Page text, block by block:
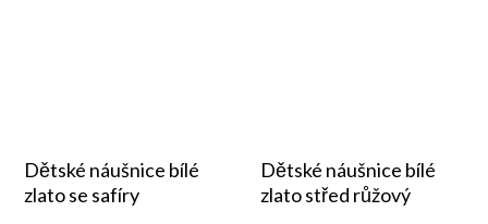
Dětské náušnice bílé
zlato se safíry
Dětské náušnice bílé
zlato střed růžový